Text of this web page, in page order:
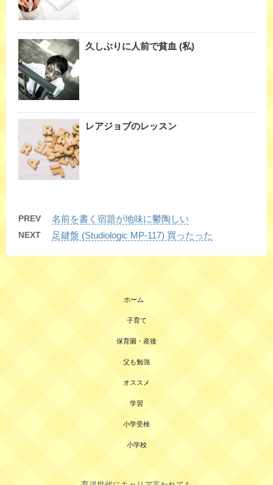
久しぶりに人前で貧血 (私)
レアジョブのレッスン
PREV 名前を書く宿題が地味に鬱陶しい
NEXT 足鍵盤 (Studiologic MP-117) 買ったった
ホーム
子育て
保育園・産後
父も勉強
オススメ
学習
小学受検
小学校